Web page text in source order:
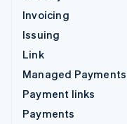
Invoicing
Issuing
Link
Managed Payments
Payment links
Payments